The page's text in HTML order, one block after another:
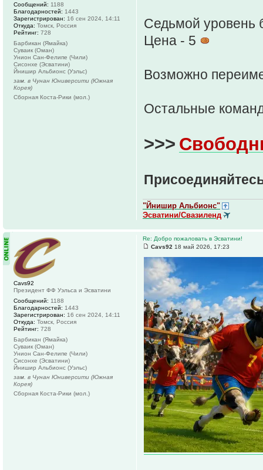
Седьмой уровень
Цена - 5
Возможно
Остальные
>>>
"Йнишир Альбионс"
Эсватини/Свазиленд
Сообщений: 1188
Благодарностей: 1443
Зарегистрирован: 16 сен 2024, 14:11
Откуда: Томск, Россия
Рейтинг: 728
Барбикан (Ямайка)
Суваик (Оман)
Унион Сан-Фелипе (Чили)
Сисонхе (Эсватини)
Йнишир Альбионс (Уэльс)
зам. в Чунан Юниверсити (Южная
Корея)
Сборная Коста-Рики (мол.)
Re: Добро пожаловать в Эсватини!
Cavs92 18 май 2026, 17:23
Cavs92
Президент ФФ Уэльса и Эсватини
Сообщений: 1188
Благодарностей: 1443
Зарегистрирован: 16 сен 2024, 14:11
Откуда: Томск, Россия
Рейтинг: 728
Барбикан (Ямайка)
Суваик (Оман)
Унион Сан-Фелипе (Чили)
Сисонхе (Эсватини)
Йнишир Альбионс (Уэльс)
зам. в Чунан Юниверсити (Южная
Корея)
Сборная Коста-Рики (мол.)